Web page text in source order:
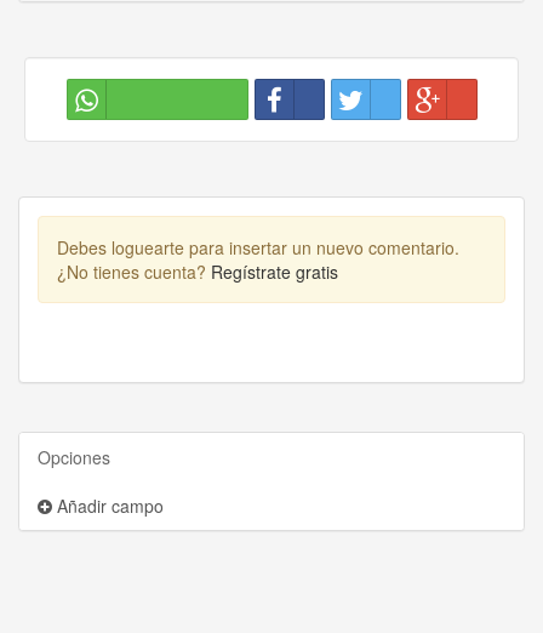
Debes loguearte para insertar un nuevo comentario.
¿No tienes cuenta? Regístrate gratis
Opciones
Añadir campo